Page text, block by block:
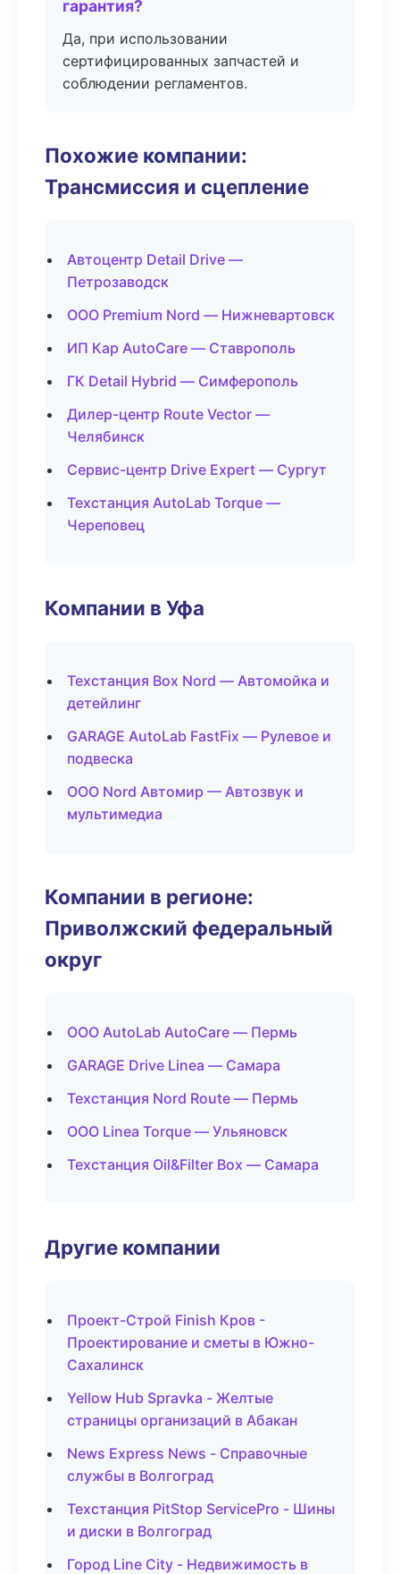
гарантия?
Да, при использовании
сертифицированных запчастей и
соблюдении регламентов.
Похожие компании:
Трансмиссия и сцепление
Автоцентр Detail Drive —
Петрозаводск
ООО Premium Nord — Нижневартовск
ИП Кар AutoCare — Ставрополь
ГК Detail Hybrid — Симферополь
Дилер-центр Route Vector —
Челябинск
Сервис-центр Drive Expert — Сургут
Техстанция AutoLab Torque —
Череповец
Компании в Уфа
Техстанция Box Nord — Автомойка и
детейлинг
GARAGE AutoLab FastFix — Рулевое и
подвеска
ООО Nord Автомир — Автозвук и
мультимедиа
Компании в регионе:
Приволжский федеральный
округ
ООО AutoLab AutoCare — Пермь
GARAGE Drive Linea — Самара
Техстанция Nord Route — Пермь
ООО Linea Torque — Ульяновск
Техстанция Oil&Filter Box — Самара
Другие компании
Проект-Строй Finish Кров -
Проектирование и сметы в Южно-
Сахалинск
Yellow Hub Spravka - Желтые
страницы организаций в Абакан
News Express News - Справочные
службы в Волгоград
Техстанция PitStop ServicePro - Шины
и диски в Волгоград
Город Line City - Недвижимость в